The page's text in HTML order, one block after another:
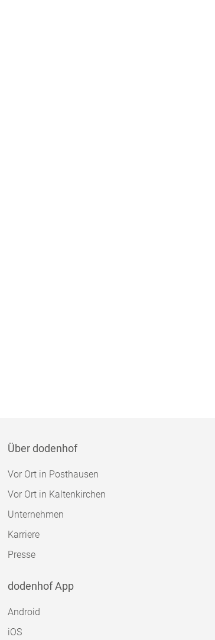
Über dodenhof
Vor Ort in Posthausen
Vor Ort in Kaltenkirchen
Unternehmen
Karriere
Presse
dodenhof App
Android
iOS